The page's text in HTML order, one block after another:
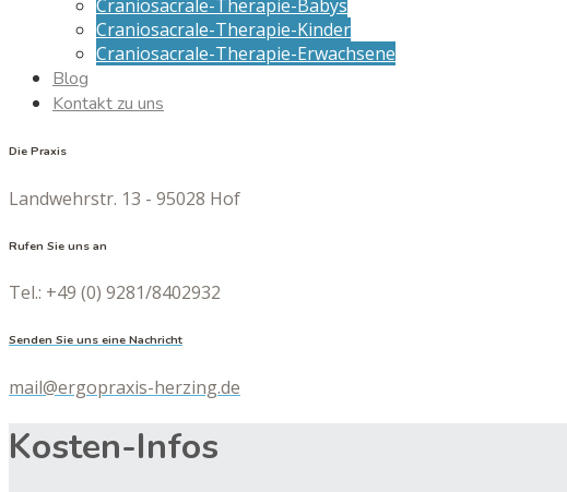
Craniosacrale-Therapie-Babys
Craniosacrale-Therapie-Kinder
Craniosacrale-Therapie-Erwachsene
Blog
Kontakt zu uns
Die Praxis
Landwehrstr. 13 - 95028 Hof
Rufen Sie uns an
Tel.: +49 (0) 9281/8402932
Senden Sie uns eine Nachricht
mail@ergopraxis-herzing.de
Kosten-Infos